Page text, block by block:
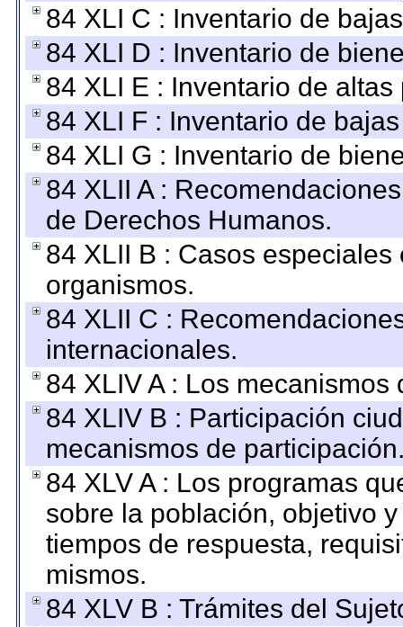
84 XLI C : Inventario de
84 XLI D : Inventario de
84 XLI E : Inventario de
84 XLI F : Inventario de
84 XLI G : Inventario de
84 XLII A :
de Derechos Humanos.
84 XLII B : Casos
organismos.
84 XLII C :
internacionales.
84 XLIV A : Los
84 XLIV B : Participación
mecanismos de
84 XLV A : Los programas
sobre la población, objetivo
tiempos de respuesta,
mismos.
84 XLV B : Trámites del